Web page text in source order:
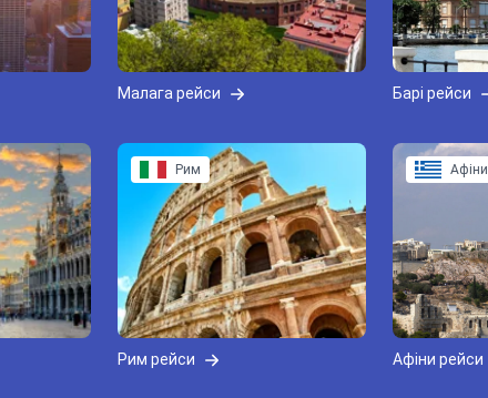
Малага рейси Барі рейси
Рим
Рим рейси
Афіни
Афіни рейси